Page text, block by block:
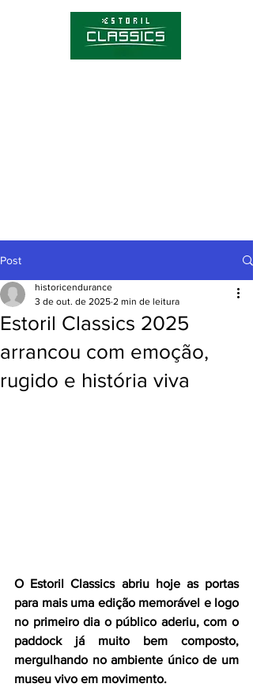
Post
Estoril Classics 2025
arrancou com emoção,
rugido e história viva
historicendurance
3 de out. de 2025 2 min de leitura
O Estoril Classics abriu hoje as portas
para mais uma edição memorável e logo
no primeiro dia o público aderiu, com o
paddock já muito bem composto,
mergulhando no ambiente único de um
museu vivo em movimento.